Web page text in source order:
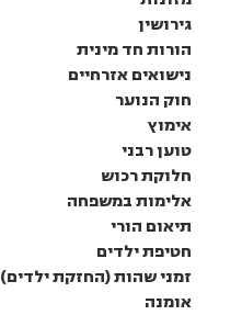
גירושין
הורות חד מינית
נישואים אזרחיים
חוק הנוער
אימוץ
טוען רבני
חלוקת רכוש
אלימות במשפחה
תיאום הורי
חטיפת ילדים
זמני שהות (החזקת ילדים)
אומנה